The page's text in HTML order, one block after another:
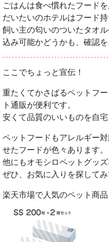
ごはんは食べ慣れたフード
だいたいのホテルはフード持
飼い主の匂いのついたタオ
込み可能かどうかも、確認を
ここでちょっと宣伝！
重たくてかさばるペットフ
ト通販が便利です。
安くて品質のいいものを自
ペットフードもアレルギー
せたフードが色々あります。
他にもオモシロペットグッズ
ぜひ、お気に入りを探してみ
楽天市場で人気のペット商品